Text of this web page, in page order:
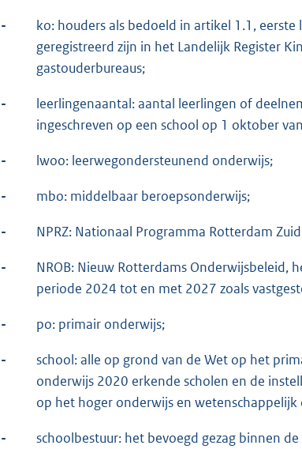
-
ko: houders als bedoeld in artikel 1.1,
geregistreerd zijn in het Landelijk Register
gastouderbureaus;
-
leerlingenaantal: aantal leerlingen of
ingeschreven op een school op 1 oktober
- lwoo: leerwegondersteunend onderwijs;
- mbo: middelbaar beroepsonderwijs;
- NPRZ: Nationaal Programma Rotterdam
-
NROB: Nieuw Rotterdams Onderwijsbeleid,
periode 2024 tot en met 2027 zoals
- po: primair onderwijs;
-
school: alle op grond van de Wet op het
onderwijs 2020 erkende scholen en de
op het hoger onderwijs en wetenschappelijk
-
schoolbestuur: het bevoegd gezag binnen